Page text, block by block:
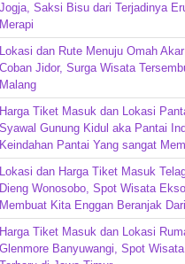
Jogja, Saksi Bisu dari Terjadinya
Merapi
Lokasi dan Rute Menuju Omah
Coban Jidor, Surga Wisata
Malang
Harga Tiket Masuk dan Lokasi
Syawal Gunung Kidul aka Pantai
Keindahan Pantai Yang sangat
Lokasi dan Harga Tiket Masuk
Dieng Wonosobo, Spot Wisata
Membuat Kita Enggan Beranjak
Harga Tiket Masuk dan Lokasi
Glenmore Banyuwangi, Spot